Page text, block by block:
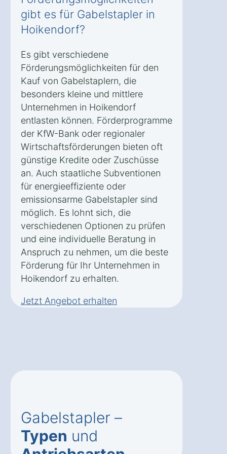
gibt es für Gabelstapler in
Hoikendorf?
Es gibt verschiedene
Förderungsmöglichkeiten für den
Kauf von Gabelstaplern, die
besonders kleine und mittlere
Unternehmen in Hoikendorf
entlasten können. Förderprogramme
der KfW-Bank oder regionaler
Wirtschaftsförderungen bieten oft
günstige Kredite oder Zuschüsse
an. Auch staatliche Subventionen
für energieeffiziente oder
emissionsarme Gabelstapler sind
möglich. Es lohnt sich, die
verschiedenen Optionen zu prüfen
und eine individuelle Beratung in
Anspruch zu nehmen, um die beste
Förderung für Ihr Unternehmen in
Hoikendorf zu erhalten.
Jetzt Angebot erhalten
Gabelstapler –
Typen und